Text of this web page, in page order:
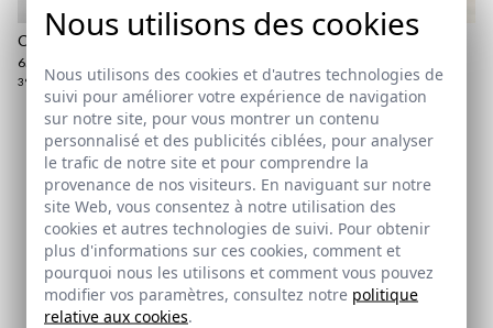
ici
CHAUSSURE LANCE
65,95 €
39 41 42 43 45 46
VESTE KENT | MUSGO
XS S 2XL
Abonnez-vous à notre Newsletter
Email
J'ai lu et j'accepte votrepolitique de protection des
Nous utilisons des cookies
Nous utilisons des cookies et d'autres technologies de
suivi pour améliorer votre expérience de navigation
sur notre site, pour vous montrer un contenu
personnalisé et des publicités ciblées, pour analyser
le trafic de notre site et pour comprendre la
provenance de nos visiteurs. En naviguant sur notre
site Web, vous consentez à notre utilisation des
cookies et autres technologies de suivi. Pour obtenir
plus d'informations sur ces cookies, comment et
pourquoi nous les utilisons et comment vous pouvez
modifier vos paramètres, consultez notre politique
relative aux cookies.